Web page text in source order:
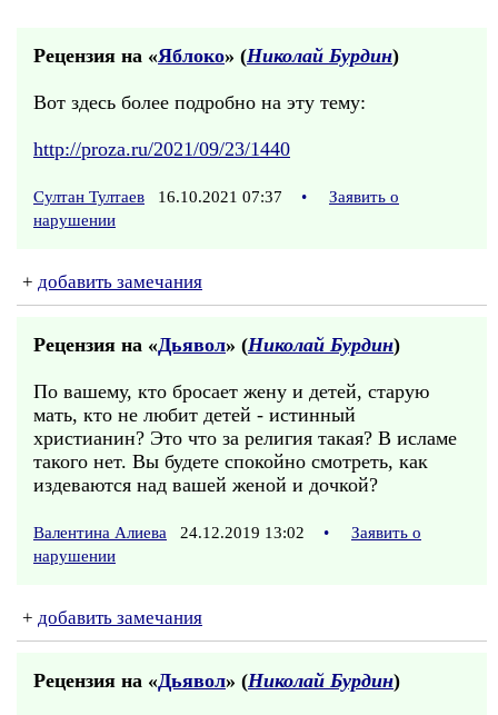
Рецензия на «Яблоко» (Николай Бурдин)
Вот здесь более подробно на эту тему:
http://proza.ru/2021/09/23/1440
Султан Тултаев 16.10.2021 07:37 •
Заявить о
нарушении
+ добавить замечания
Рецензия на «Дьявол» (Николай Бурдин)
По вашему, кто бросает жену и детей, старую
мать, кто не любит детей - истинный
христианин? Это что за религия такая? В исламе
такого нет. Вы будете спокойно смотреть, как
издеваются над вашей женой и дочкой?
Валентина Алиева 24.12.2019 13:02 •
Заявить о
нарушении
+ добавить замечания
Рецензия на «Дьявол» (Николай Бурдин)